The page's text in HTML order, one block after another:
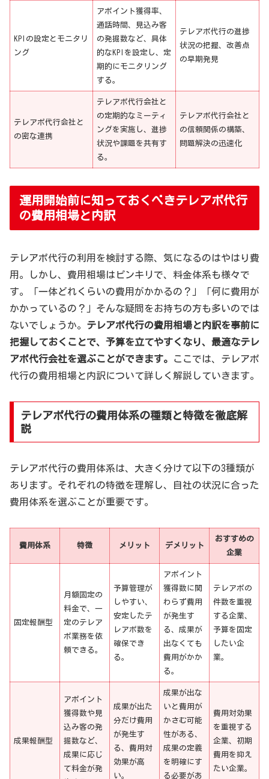
KPIの設定とモニタリ
ング
アポイント獲得率、
通話時間、見込み客
の発掘数など、具体
的なKPIを設定し、定
期的にモニタリング
する。
テレアポ代行の進捗
状況の把握、改善点
の早期発見
テレアポ代行会社と
の密な連携
テレアポ代行会社と
の定期的なミーティ
ングを実施し、進捗
状況や課題を共有す
る。
テレアポ代行会社と
の信頼関係の構築、
問題解決の迅速化
運用開始前に知っておくべきテレアポ代行
の費用相場と内訳
テレアポ代行の利用を検討する際、気になるのはやはり費
用。しかし、費用相場はピンキリで、料金体系も様々で
す。「一体どれくらいの費用がかかるの？」「何に費用が
かかっているの？」そんな疑問をお持ちの方も多いのでは
ないでしょうか。 テレアポ代行の費用相場と内訳を事前に
把握しておくことで、予算を立てやすくなり、最適なテレ
アポ代行会社を選ぶことができます。
ここでは、テレアポ
代行の費用相場と内訳について詳しく解説していきます。
テレアポ代行の費用体系の種類と特徴を徹底解
説
テレアポ代行の費用体系は、大きく分けて以下の3種類が
あります。それぞれの特徴を理解し、自社の状況に合った
費用体系を選ぶことが重要です。
費用体系 特徴 メリット デメリット
おすすめの
企業
固定報酬型
月額固定の
料金で、一
定のテレア
ポ業務を依
頼できる。
予算管理が
しやすい、
安定したテ
レアポ数を
確保でき
る。
アポイント
獲得数に関
わらず費用
が発生す
る、成果が
出なくても
費用がかか
る。
テレアポの
件数を重視
する企業、
予算を固定
したい企
業。
成果報酬型
アポイント
獲得数や見
込み客の発
掘数など、
成果に応じ
て料金が発
成果が出た
分だけ費用
が発生す
る、費用対
効果が高
い。
成果が出な
いと費用が
かさむ可能
性がある、
成果の定義
を明確にす
る必要があ
費用対効果
を重視する
企業、初期
費用を抑え
たい企業。